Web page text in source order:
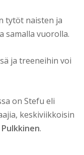
tytöt naisten ja
samalla vuorolla.
ja treeneihin voi
on Stefu eli
keskiviikkoisin
Pulkkinen.